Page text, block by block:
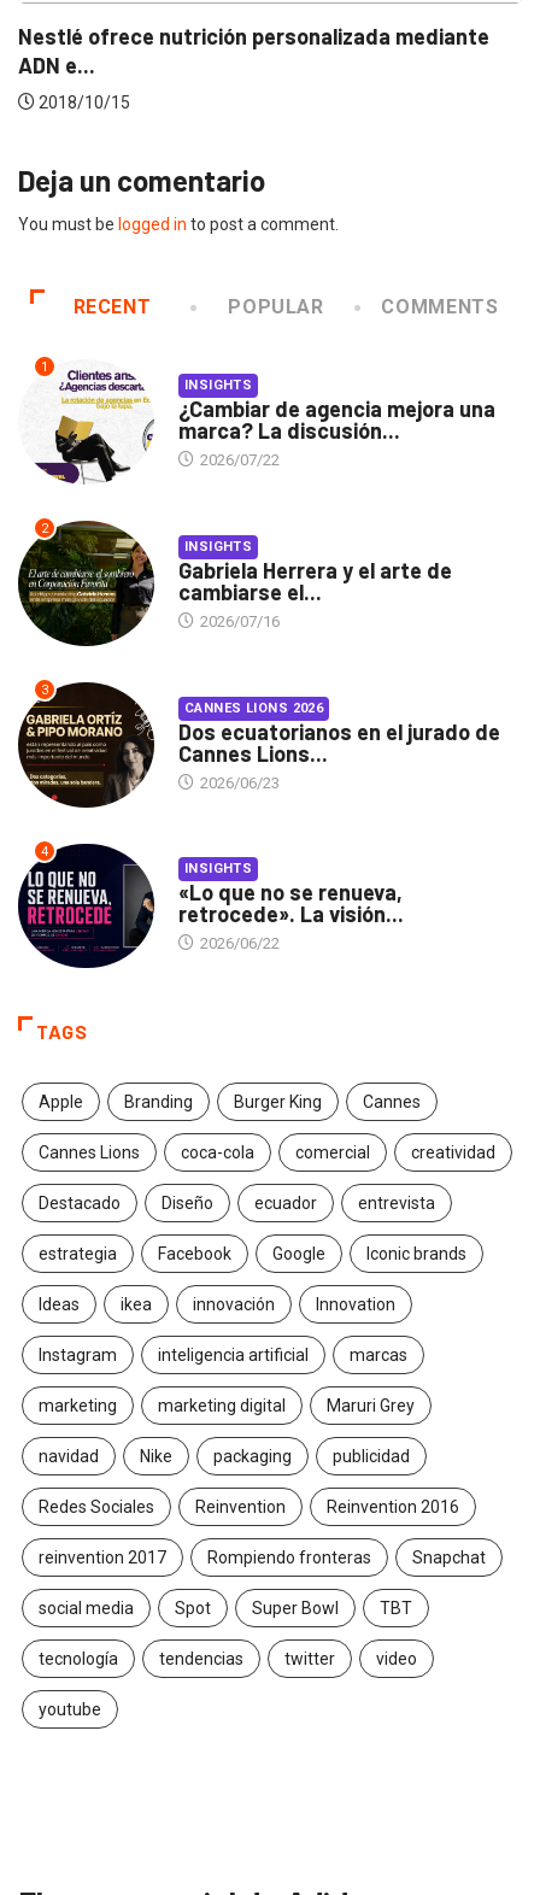
Nestlé ofrece nutrición personalizada mediante
ADN e...
2018/10/15
Deja un comentario
You must be logged in to post a comment.
RECENT POPULAR COMMENTS
1
INSIGHTS
¿Cambiar de agencia mejora una
marca? La discusión...
2026/07/22
2
INSIGHTS
Gabriela Herrera y el arte de
cambiarse el...
2026/07/16
3
CANNES LIONS 2026
Dos ecuatorianos en el jurado de
Cannes Lions...
2026/06/23
4
INSIGHTS
«Lo que no se renueva,
retrocede». La visión...
2026/06/22
TAGS
Apple Branding Burger King Cannes
Cannes Lions coca-cola comercial creatividad
Destacado Diseño ecuador entrevista
estrategia Facebook Google Iconic brands
Ideas ikea innovación Innovation
Instagram inteligencia artificial marcas
marketing marketing digital Maruri Grey
navidad Nike packaging publicidad
Redes Sociales Reinvention Reinvention 2016
reinvention 2017 Rompiendo fronteras Snapchat
social media Spot Super Bowl TBT
tecnología tendencias twitter video
youtube